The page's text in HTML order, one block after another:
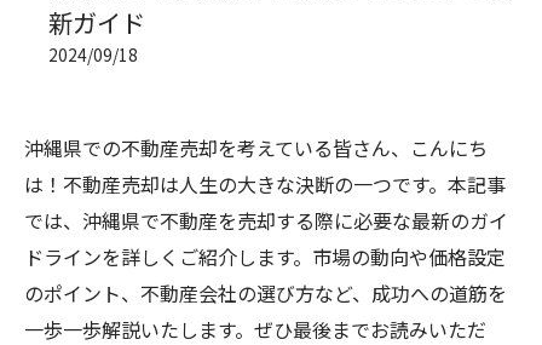
新ガイド
2024/09/18
沖縄県での不動産売却を考えている皆さん、こんにち
は！不動産売却は人生の大きな決断の一つです。本記事
では、沖縄県で不動産を売却する際に必要な最新のガイ
ドラインを詳しくご紹介します。市場の動向や価格設定
のポイント、不動産会社の選び方など、成功への道筋を
一歩一歩解説いたします。ぜひ最後までお読みいただ